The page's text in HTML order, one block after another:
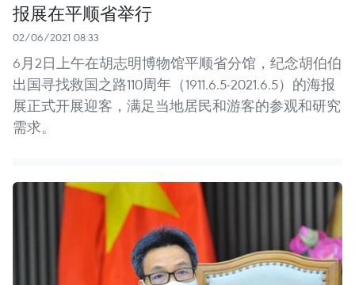
报展在平顺省举行
02/06/2021 08:33
6月2日上午在胡志明博物馆平顺省分馆，纪念胡伯伯
出国寻找救国之路110周年（1911.6.5-2021.6.5）的海报
展正式开展迎客，满足当地居民和游客的参观和研究
需求。